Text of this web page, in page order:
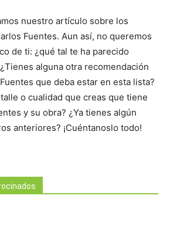
nuestro artículo sobre los
Fuentes. Aun así, no queremos
de ti: ¿qué tal te ha parecido
alguna otra recomendación
que deba estar en esta lista?
o cualidad que creas que tiene
y su obra? ¿Ya tienes algún
anteriores? ¡Cuéntanoslo todo!